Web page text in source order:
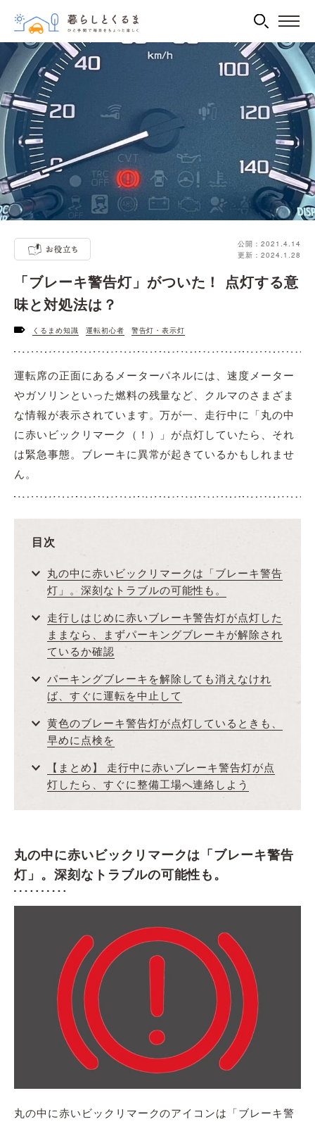
公開：2021.4.14
更新：2024.1.28
「ブレーキ警告灯」がついた！ 点灯する意
味と対処法は？
くるまめ知識 運転初心者 警告灯・表示灯
運転席の正面にあるメーターパネルには、速度メーター
やガソリンといった燃料の残量など、クルマのさまざま
な情報が表示されています。万が一、走行中に「丸の中
に赤いビックリマーク（！）」が点灯していたら、それ
は緊急事態。ブレーキに異常が起きているかもしれませ
ん。
目次
丸の中に赤いビックリマークは「ブレーキ警告
灯」。深刻なトラブルの可能性も。
走行しはじめに赤いブレーキ警告灯が点灯した
ままなら、まずパーキングブレーキが解除され
ているか確認
パーキングブレーキを解除しても消えなけれ
ば、すぐに運転を中止して
黄色のブレーキ警告灯が点灯しているときも、
早めに点検を
【まとめ】 走行中に赤いブレーキ警告灯が点
灯したら、すぐに整備工場へ連絡しよう
丸の中に赤いビックリマークは「ブレーキ警告
灯」。深刻なトラブルの可能性も。
丸の中に赤いビックリマークのアイコンは「ブレーキ警